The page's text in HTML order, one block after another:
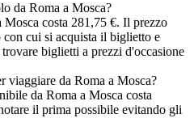
da Roma a Mosca?
costa 281,75 €. Il prezzo
cui si acquista il biglietto e
biglietti a prezzi d'occasione
viaggiare da Roma a Mosca?
da Roma a Mosca costa
il prima possibile evitando gli